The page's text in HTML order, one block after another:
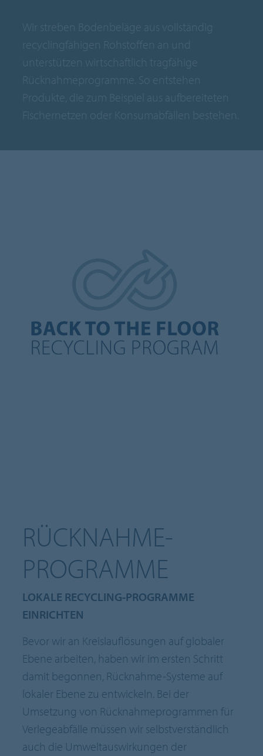
Wir streben Bodenbeläge aus vollständig
recyclingfähigen Rohstoffen an und
unterstützen wirtschaftlich tragfähige
Rücknahmeprogramme. So entstehen
Produkte, die zum Beispiel aus aufbereiteten
Fischernetzen oder Konsumabfällen bestehen.
RÜCKNAHME-
PROGRAMME
LOKALE RECYCLING-PROGRAMME
EINRICHTEN
Bevor wir an Kreislauflösungen auf globaler
Ebene arbeiten, haben wir im ersten Schritt
damit begonnen, Rücknahme-Systeme auf
lokaler Ebene zu entwickeln. Bei der
Umsetzung von Rücknahmeprogrammen für
Verlegeabfälle müssen wir selbstverständlich
auch die Umweltauswirkungen der